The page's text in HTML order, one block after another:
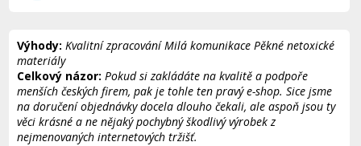
Výhody: Kvalitní zpracování Milá komunikace Pěkné netoxické
materiály
Celkový názor: Pokud si zakládáte na kvalitě a podpoře
menších českých firem, pak je tohle ten pravý e-shop. Sice jsme
na doručení objednávky docela dlouho čekali, ale aspoň jsou ty
věci krásné a ne nějaký pochybný škodlivý výrobek z
nejmenovaných internetových tržišť.